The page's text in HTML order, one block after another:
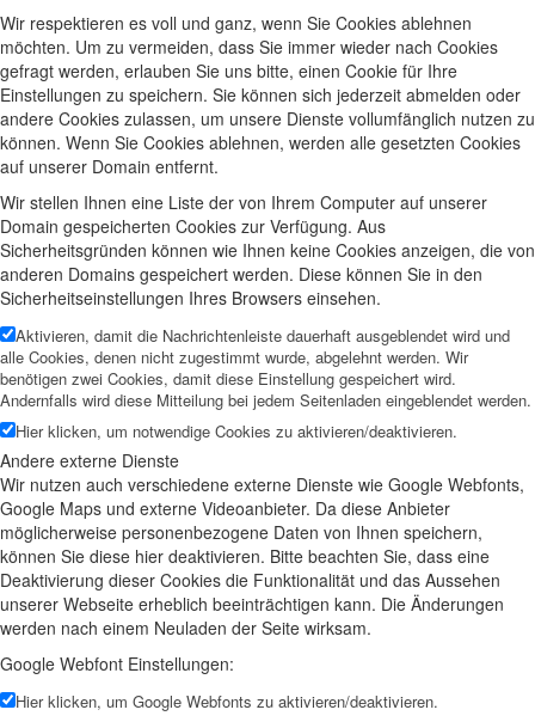
Wir respektieren es voll und ganz, wenn Sie Cookies ablehnen
möchten. Um zu vermeiden, dass Sie immer wieder nach Cookies
gefragt werden, erlauben Sie uns bitte, einen Cookie für Ihre
Einstellungen zu speichern. Sie können sich jederzeit abmelden oder
andere Cookies zulassen, um unsere Dienste vollumfänglich nutzen zu
können. Wenn Sie Cookies ablehnen, werden alle gesetzten Cookies
auf unserer Domain entfernt.
Wir stellen Ihnen eine Liste der von Ihrem Computer auf unserer
Domain gespeicherten Cookies zur Verfügung. Aus
Sicherheitsgründen können wie Ihnen keine Cookies anzeigen, die von
anderen Domains gespeichert werden. Diese können Sie in den
Sicherheitseinstellungen Ihres Browsers einsehen.
Aktivieren, damit die Nachrichtenleiste dauerhaft ausgeblendet wird und
alle Cookies, denen nicht zugestimmt wurde, abgelehnt werden. Wir
benötigen zwei Cookies, damit diese Einstellung gespeichert wird.
Andernfalls wird diese Mitteilung bei jedem Seitenladen eingeblendet werden.
Hier klicken, um notwendige Cookies zu aktivieren/deaktivieren.
Andere externe Dienste
Wir nutzen auch verschiedene externe Dienste wie Google Webfonts,
Google Maps und externe Videoanbieter. Da diese Anbieter
möglicherweise personenbezogene Daten von Ihnen speichern,
können Sie diese hier deaktivieren. Bitte beachten Sie, dass eine
Deaktivierung dieser Cookies die Funktionalität und das Aussehen
unserer Webseite erheblich beeinträchtigen kann. Die Änderungen
werden nach einem Neuladen der Seite wirksam.
Google Webfont Einstellungen:
Hier klicken, um Google Webfonts zu aktivieren/deaktivieren.